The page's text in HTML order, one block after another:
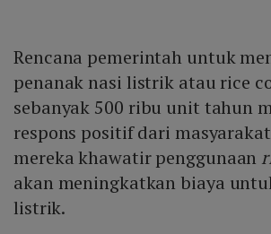
Rencana pemerintah untuk
penanak nasi listrik atau rice
sebanyak 500 ribu unit tahun
respons positif dari
mereka khawatir penggunaan
akan meningkatkan biaya
listrik.